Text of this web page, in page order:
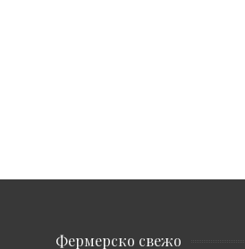
Фермерско свежо